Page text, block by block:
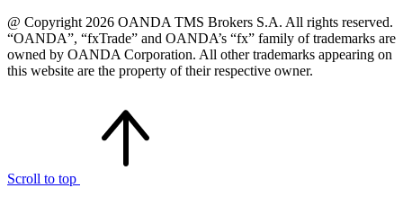
@ Copyright 2026 OANDA TMS Brokers S.A. All rights reserved.
“OANDA”, “fxTrade” and OANDA’s “fx” family of trademarks are
owned by OANDA Corporation. All other trademarks appearing on
this website are the property of their respective owner.
Scroll to top